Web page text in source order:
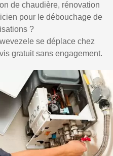
de chaudière, rénovation
pour le débouchage de
?
se déplace chez
gratuit sans engagement.